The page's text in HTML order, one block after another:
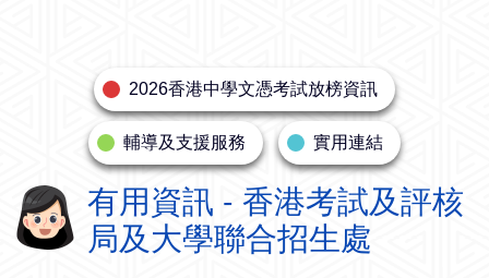
2026香港中學文憑考試放榜資訊
輔導及支援服務 實用連結
有用資訊 - 香港考試及評核
局及大學聯合招生處